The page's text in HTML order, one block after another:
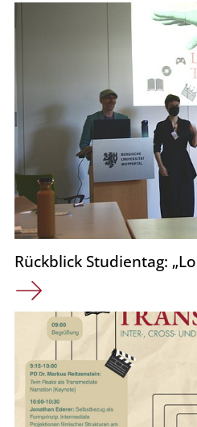
Rückblick Studientag: